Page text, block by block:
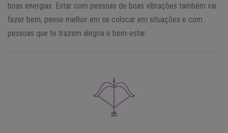
boas energias. Estar com pessoas de boas vibrações também vai
fazer bem, pense melhor em se colocar em situações e com
pessoas que te trazem alegria e bem-estar.